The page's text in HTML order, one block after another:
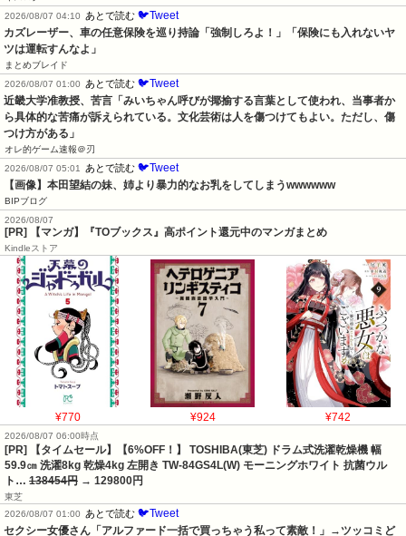
2026/08/07 04:10
あとで読む 🐦Tweet
カズレーザー、車の任意保険を巡り持論「強制しろよ！」「保険にも入れないヤ
ツは運転すんなよ」
まとめブレイド
2026/08/07 01:00
あとで読む 🐦Tweet
近畿大学准教授、苦言「みいちゃん呼びが揶揄する言葉として使われ、当事者か
ら具体的な苦痛が訴えられている。文化芸術は人を傷つけてもよい。ただし、傷
つけ方がある」
オレ的ゲーム速報＠刃
2026/08/07 05:01
あとで読む 🐦Tweet
【画像】本田望結の妹、姉より暴力的なお乳をしてしまうwwwwww
BIPブログ
2026/08/07
[PR] 【マンガ】『TOブックス』高ポイント還元中のマンガまとめ
Kindleストア
¥770 ¥924 ¥742
2026/08/07 06:00時点
[PR] 【タイムセール】【6%OFF！】 TOSHIBA(東芝) ドラム式洗濯乾燥機 幅
59.9㎝ 洗濯8kg 乾燥4kg 左開き TW-84GS4L(W) モーニングホワイト 抗菌ウル
ト… 138454円 → 129800円
東芝
2026/08/07 01:00
あとで読む 🐦Tweet
セクシー女優さん「アルファード一括で買っちゃう私って素敵！」→ツッコミど